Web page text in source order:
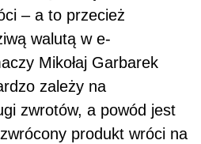
– a to przecież
walutą w e-
Mikołaj Garbarek
zależy na
zwrotów, a powód jest
produkt wróci na